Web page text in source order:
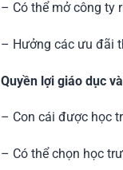
– Có thể mở công ty
– Hưởng các ưu đãi
Quyền lợi giáo dục
– Con cái được học
– Có thể chọn học